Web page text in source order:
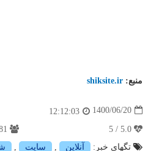
منبع: shiksite.ir
1400/06/20
12:12:03
تگهای خبر:
آنلاین سایت